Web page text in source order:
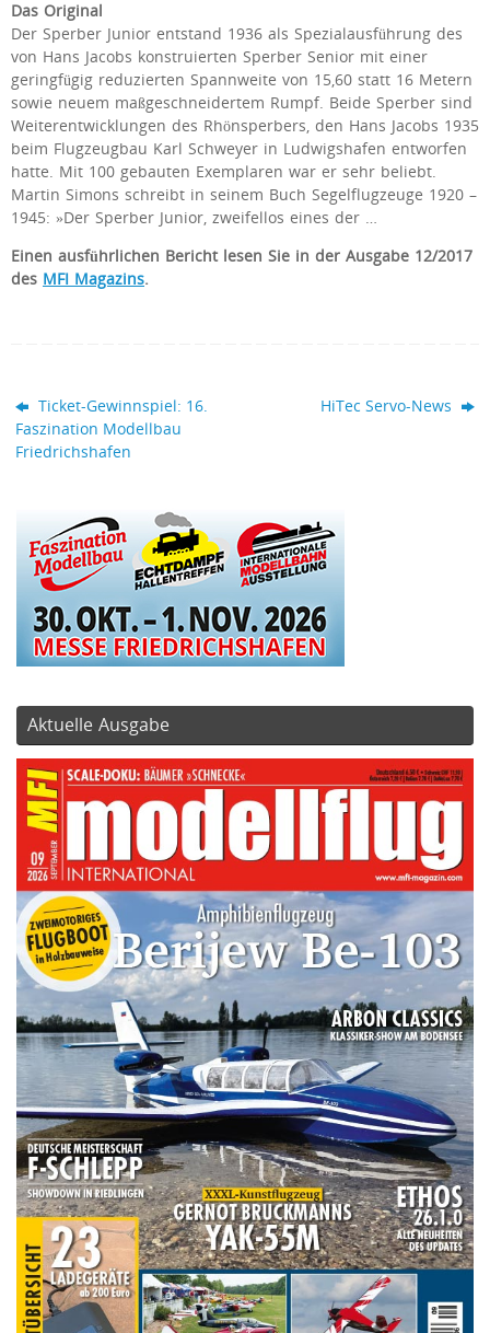
Das Original
Der Sperber Junior entstand 1936 als Spezialausführung des
von Hans Jacobs konstruierten Sperber Senior mit einer
geringfügig reduzierten Spannweite von 15,60 statt 16 Metern
sowie neuem maßgeschneidertem Rumpf. Beide Sperber sind
Weiterentwicklungen des Rhönsperbers, den Hans Jacobs 1935
beim Flugzeugbau Karl Schweyer in Ludwigshafen entworfen
hatte. Mit 100 gebauten Exemplaren war er sehr beliebt.
Martin Simons schreibt in seinem Buch Segelflugzeuge 1920 –
1945: »Der Sperber Junior, zweifellos eines der …
Einen ausführlichen Bericht lesen Sie in der Ausgabe 12/2017
des MFI Magazins.
Ticket-Gewinnspiel: 16.
Faszination Modellbau
Friedrichshafen
HiTec Servo-News
Aktuelle Ausgabe